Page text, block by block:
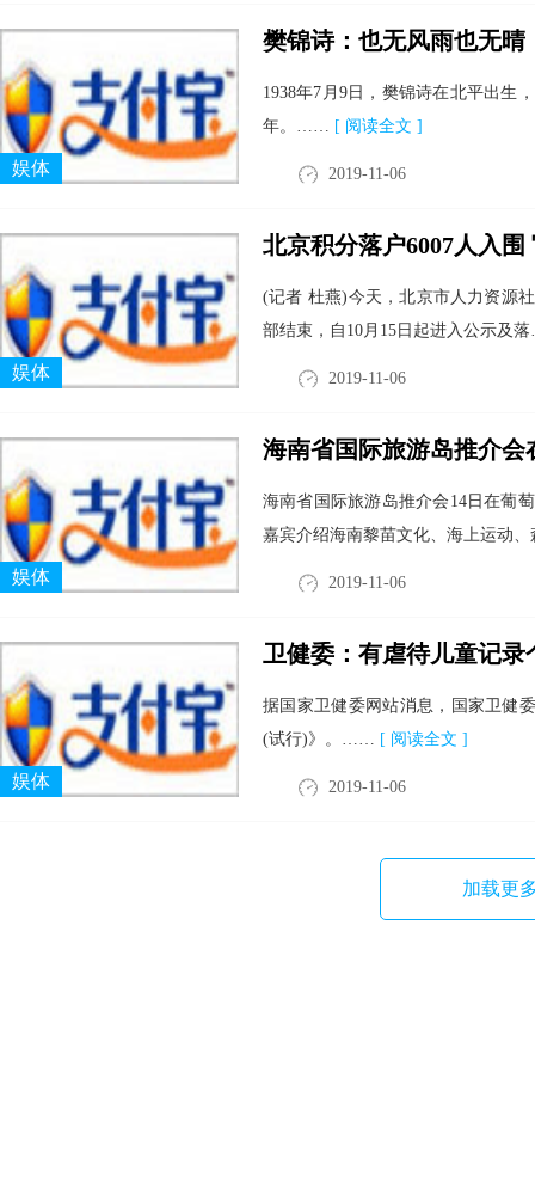
娱体
樊锦诗：也无风雨也无晴
1938年7月9日，樊锦诗在北平出生
年。…… [ 阅读全文 ]
2019-11-06
娱体
北京积分落户6007人入
(记者 杜燕)今天，北京市人力资源
部结束，自10月15日起进入公示及
2019-11-06
娱体
海南省国际旅游岛推介会
海南省国际旅游岛推介会14日在葡
嘉宾介绍海南黎苗文化、海上运动
2019-11-06
娱体
卫健委：有虐待儿童记
据国家卫健委网站消息，国家卫健
(试行)》。…… [ 阅读全文 ]
2019-11-06
加载更